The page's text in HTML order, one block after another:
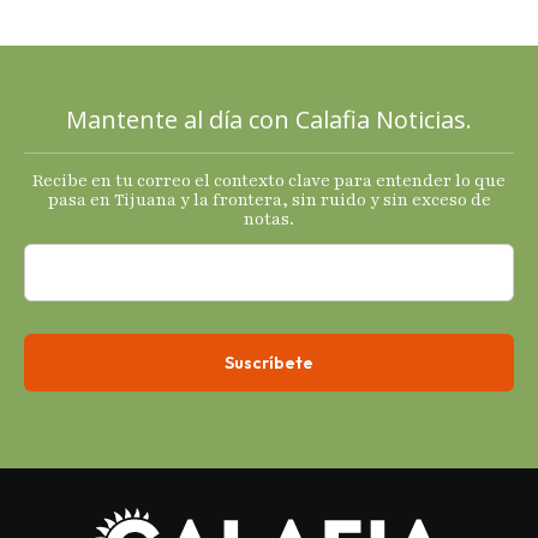
termómetro
s
económicos.
Mantente al día con Calafia Noticias.
Recibe en tu correo el contexto clave para entender lo que
pasa en Tijuana y la frontera, sin ruido y sin exceso de
notas.